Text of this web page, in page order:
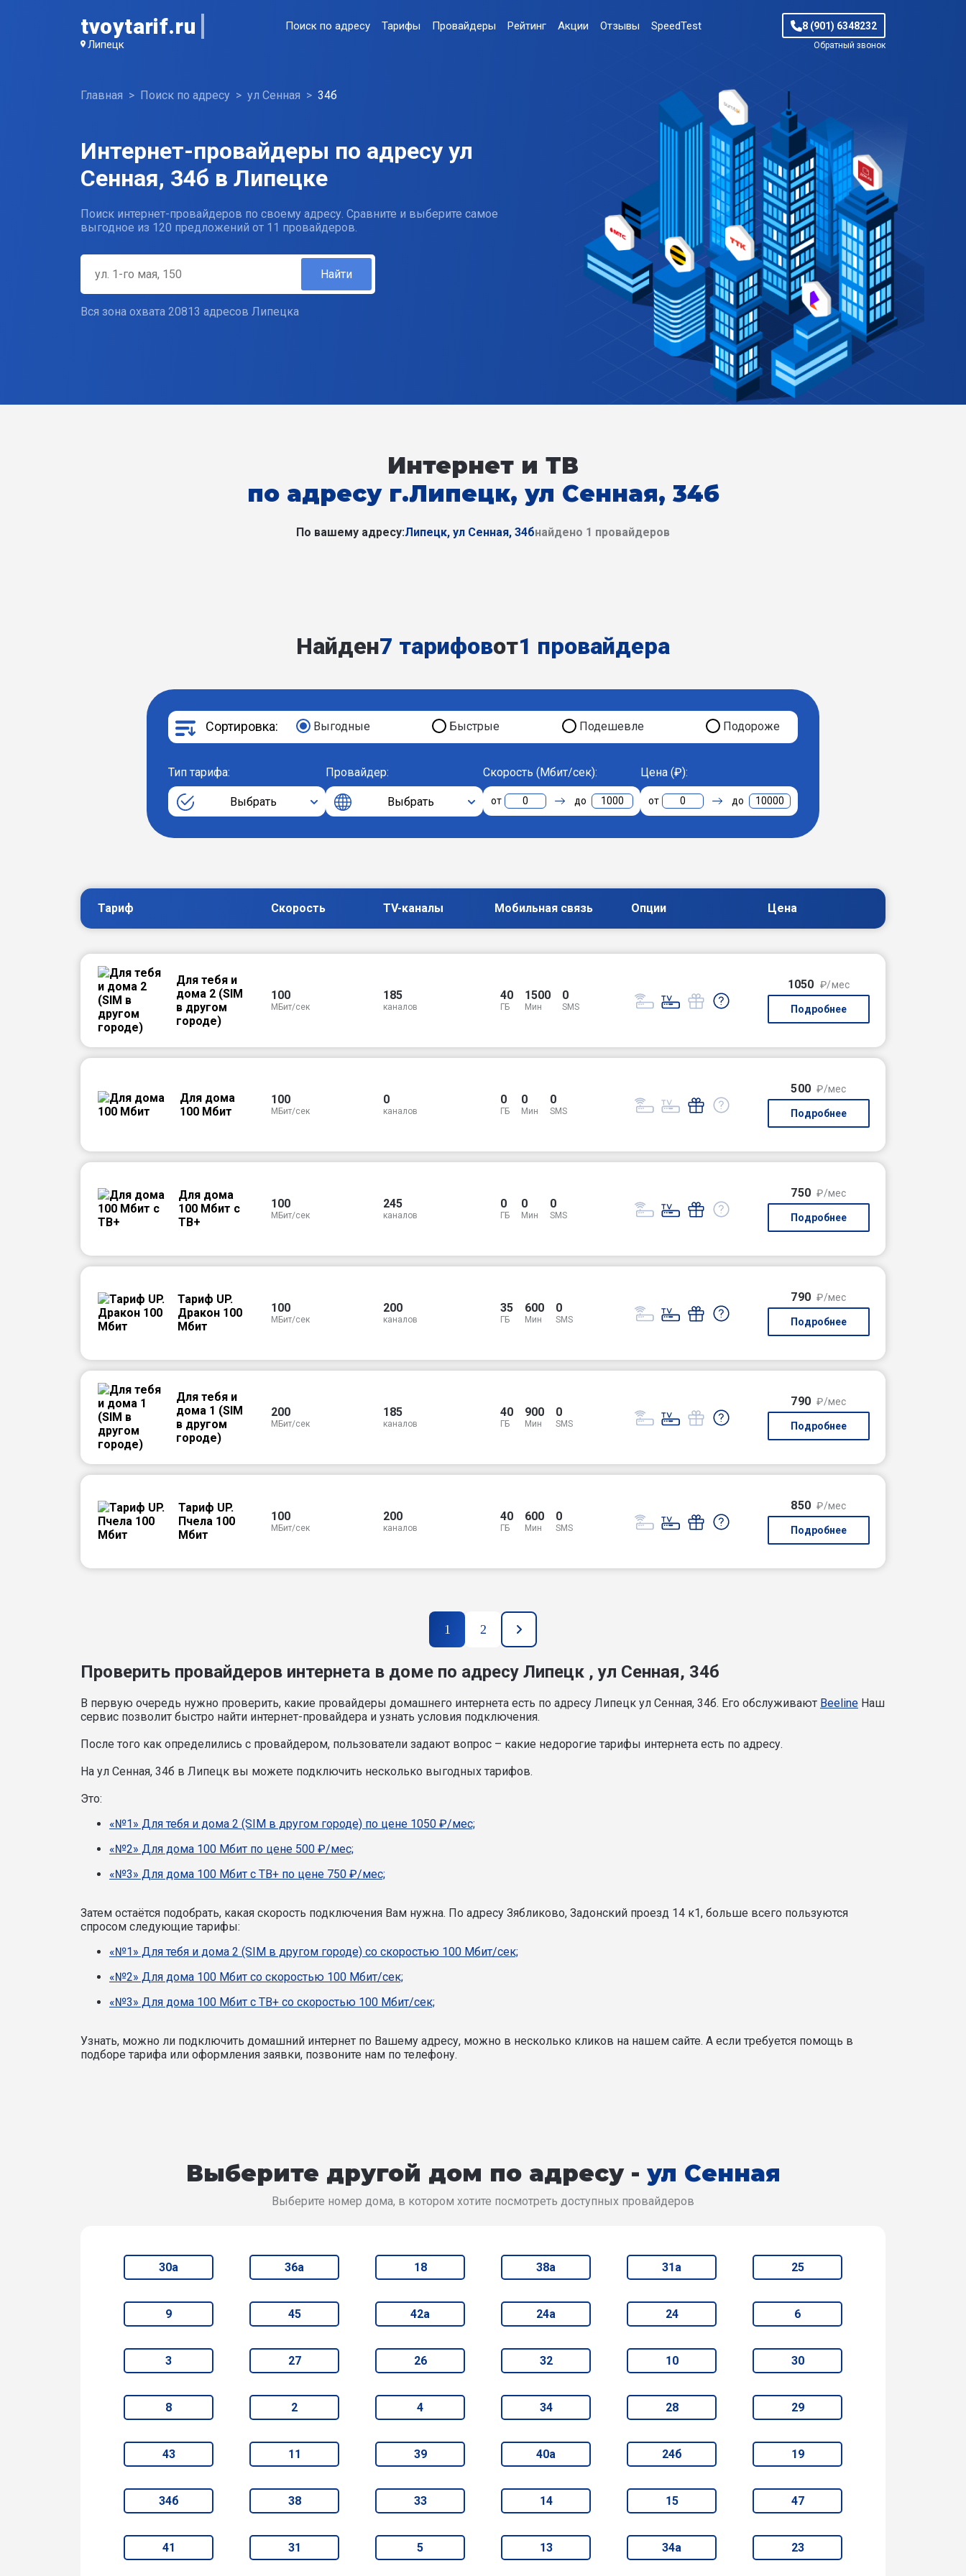
tvoytarif.ru
Липецк
Поиск по адресу Тарифы Провайдеры Рейтинг Акции Отзывы SpeedTest 8 (901) 6348232
Обратный звонок
Главная Поиск по адресу ул Сенная 34б
Интернет-провайдеры по адресу ул
Сенная, 34б в Липецке
Поиск интернет-провайдеров по своему адресу. Сравните и выберите самое
выгодное из 120 предложений от 11 провайдеров.
Найти
Вся зона охвата 20813 адресов Липецка
Интернет и ТВ
по адресу г.Липецк, ул Сенная, 34б
По вашему адресу:Липецк, ул Сенная, 34бнайдено 1 провайдеров
Найден7 тарифовот1 провайдера
Сортировка: Выгодные Быстрые Подешевле Подороже
Тип тарифа:
Выбрать
Провайдер:
Выбрать
Скорость (Мбит/сек):
0 1000
Цена (₽):
0 10000
Тариф Скорость TV-каналы Мобильная связь Опции Цена
Для тебя и
дома 2 (SIM
в другом
городе)
100
МБит/сек
185
каналов
40
ГБ
1500
Мин
0
SMS
1050 ₽/мес
Подробнее
Для дома
100 Мбит
100
МБит/сек
0
каналов
0
ГБ
0
Мин
0
SMS
500 ₽/мес
Подробнее
Для дома
100 Мбит с
ТВ+
100
МБит/сек
245
каналов
0
ГБ
0
Мин
0
SMS
750 ₽/мес
Подробнее
Тариф UP.
Дракон 100
Мбит
100
МБит/сек
200
каналов
35
ГБ
600
Мин
0
SMS
790 ₽/мес
Подробнее
Для тебя и
дома 1 (SIM
в другом
городе)
200
МБит/сек
185
каналов
40
ГБ
900
Мин
0
SMS
790 ₽/мес
Подробнее
Тариф UP.
Пчела 100
Мбит
100
МБит/сек
200
каналов
40
ГБ
600
Мин
0
SMS
850 ₽/мес
Подробнее
1 2
Проверить провайдеров интернета в доме по адресу Липецк , ул Сенная, 34б
В первую очередь нужно проверить, какие провайдеры домашнего интернета есть по адресу Липецк ул Сенная, 34б. Его обслуживают Beeline Наш
сервис позволит быстро найти интернет-провайдера и узнать условия подключения.
После того как определились с провайдером, пользователи задают вопрос – какие недорогие тарифы интернета есть по адресу.
На ул Сенная, 34б в Липецк вы можете подключить несколько выгодных тарифов.
Это:
«№1» Для тебя и дома 2 (SIM в другом городе) по цене 1050 ₽/мес;
«№2» Для дома 100 Мбит по цене 500 ₽/мес;
«№3» Для дома 100 Мбит с ТВ+ по цене 750 ₽/мес;
Затем остаётся подобрать, какая скорость подключения Вам нужна. По адресу Зябликово, Задонский проезд 14 к1, больше всего пользуются
спросом следующие тарифы:
«№1» Для тебя и дома 2 (SIM в другом городе) со скоростью 100 Мбит/сек;
«№2» Для дома 100 Мбит со скоростью 100 Мбит/сек;
«№3» Для дома 100 Мбит с ТВ+ со скоростью 100 Мбит/сек;
Узнать, можно ли подключить домашний интернет по Вашему адресу, можно в несколько кликов на нашем сайте. А если требуется помощь в
подборе тарифа или оформления заявки, позвоните нам по телефону.
Выберите другой дом по адресу - ул Сенная
Выберите номер дома, в котором хотите посмотреть доступных провайдеров
30а 36а 18 38а 31а 25
9 45 42а 24а 24 6
3 27 26 32 10 30
8 2 4 34 28 29
43 11 39 40а 24б 19
34б 38 33 14 15 47
41 31 5 13 34а 23